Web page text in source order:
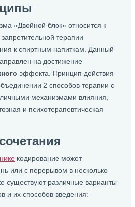
«Двойной блок» относится к
терапии
к спиртным напиткам. Данный
на достижение
эффекта. Принцип действия
2 способов терапии с
механизмами влияния,
и психотерапевтическая
кодирование может
или с перерывом в несколько
существуют различные варианты
и их способов введения: